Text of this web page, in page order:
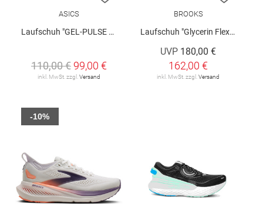
ASICS
Laufschuh "GEL-PULSE 17"
110,00 € 99,00 €
inkl. MwSt. zzgl.Versand
BROOKS
Laufschuh "Glycerin Flex W"
UVP 180,00 €
162,00 €
inkl. MwSt. zzgl.Versand
-10%